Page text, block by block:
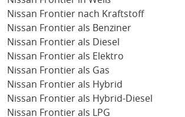
Nissan Frontier nach Kraftstoff
Nissan Frontier als Benziner
Nissan Frontier als Diesel
Nissan Frontier als Elektro
Nissan Frontier als Gas
Nissan Frontier als Hybrid
Nissan Frontier als Hybrid-Diesel
Nissan Frontier als LPG